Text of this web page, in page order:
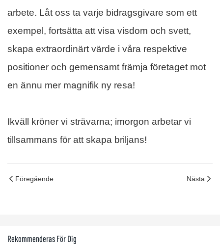
arbete. Låt oss ta varje bidragsgivare som ett
exempel, fortsätta att visa visdom och svett,
skapa extraordinärt värde i våra respektive
positioner och gemensamt främja företaget mot
en ännu mer magnifik ny resa!
Ikväll kröner vi strävarna; imorgon arbetar vi
tillsammans för att skapa briljans!
Föregående Nästa
Rekommenderas För Dig